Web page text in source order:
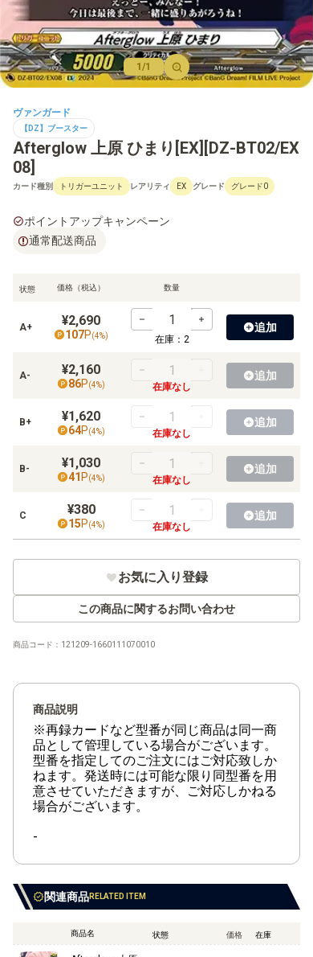
【DPR】PRカード
1/1
ヴァンガード
【DZ】ブースター
Afterglow 上原 ひまり[EX][DZ-BT02/EX
08]
カード種別 トリガーユニット レアリティ EX グレード グレード0
ポイントアップキャンペーン
通常配送商品
状態 価格（税込） 数量
A+ ¥2,690
107P(4%) 在庫： 2
追加
A- ¥2,160
86P(4%) 在庫なし
追加
B+ ¥1,620
64P(4%) 在庫なし
追加
B- ¥1,030
41 P(4%) 在庫なし
追加
C ¥380
15P(4%) 在庫なし
追加
お気に入り登録
この商品に関するお問い合わせ
商品コード： 121209-1660111070010
商品説明
※再録カードなど型番が同じ商品は同一商
品として管理している場合がございます。
型番を指定してのご注文にはご対応致しか
ねます。発送時には可能な限り同型番を用
意させていただきますが、ご対応しかねる
場合がございます。
-
関連商品RELATED ITEM
商品名 状態 価格 在庫